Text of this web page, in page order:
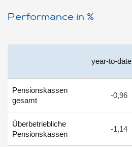
Performance in %
year-to-date
Pensionskassen
gesamt
-0,96
Überbetriebliche
Pensionskassen
-1,14